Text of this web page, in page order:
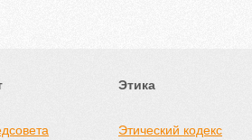
Этика
Этический кодекс